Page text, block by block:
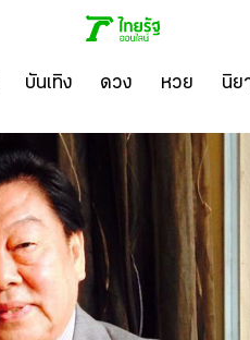
บันเทิง ดวง หวย นิย